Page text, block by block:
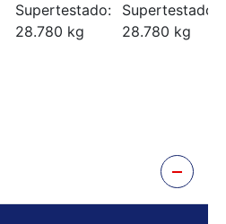
Supertestado:
28.780 kg
Supertestado:
28.780 kg